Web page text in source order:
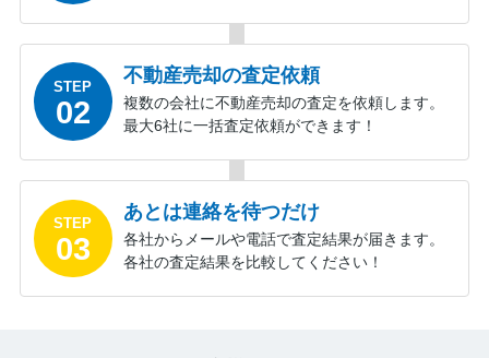
STEP
02
不動産売却の査定依頼
複数の会社に不動産売却の査定を依頼します。
最大6社に一括査定依頼ができます！
STEP
03
あとは連絡を待つだけ
各社からメールや電話で査定結果が届きます。
各社の査定結果を比較してください！